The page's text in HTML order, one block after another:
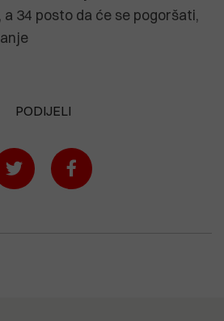
34 posto da će se pogoršati,
PODIJELI